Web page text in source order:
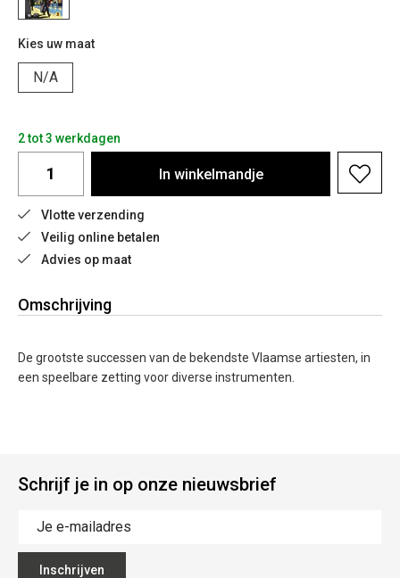
Kies uw maat
N/A
2 tot 3 werkdagen
In winkelmandje
Vlotte verzending
Veilig online betalen
Advies op maat
Omschrijving
De grootste successen van de bekendste Vlaamse artiesten, in
een speelbare zetting voor diverse instrumenten.
Schrijf je in op onze nieuwsbrief
Inschrijven